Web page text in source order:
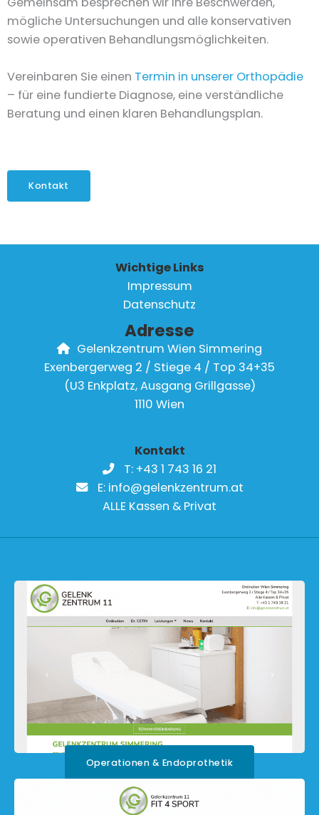
mögliche Untersuchungen und alle konservativen
sowie operativen Behandlungsmöglichkeiten.
Vereinbaren Sie einen Termin in unserer Orthopädie
– für eine fundierte Diagnose, eine verständliche
Beratung und einen klaren Behandlungsplan.
Kontakt
Wichtige Links
Impressum
Datenschutz
Adresse
Gelenkzentrum Wien Simmering
Exenbergerweg 2 / Stiege 4 / Top 34+35
(U3 Enkplatz, Ausgang Grillgasse)
1110 Wien
Kontakt
T: +43 1 743 16 21
E: info@gelenkzentrum.at
ALLE Kassen & Privat
Operationen & Endoprothetik